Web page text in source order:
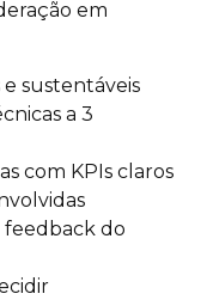
em
sustentáveis
a 3
com KPIs claros
feedback do